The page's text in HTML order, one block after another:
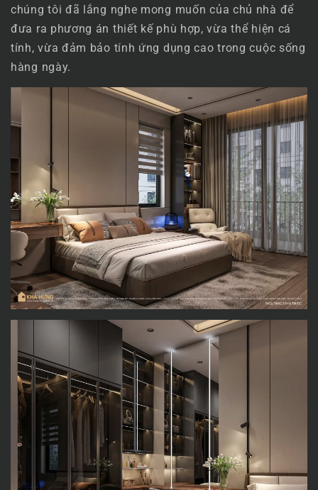
chúng tôi đã lắng nghe mong muốn của chủ nhà để
đưa ra phương án thiết kế phù hợp, vừa thể hiện cá
tính, vừa đảm bảo tính ứng dụng cao trong cuộc sống
hàng ngày.